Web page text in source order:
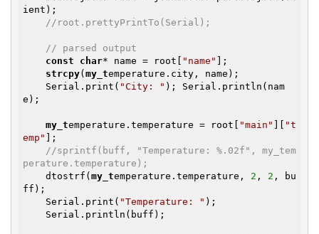
ient);
//root.prettyPrintTo(Serial);
// parsed output
const
char* name = root[ "name"
];
strcpy( my_temperature.city, name);
    Serial.print(
"City: " ); Serial.println(nam
e);
my_temperature.temperature = root[ "main"
"t
emp"
];
//sprintf(buff, "Temperature: %.02f", my_tem
perature.temperature);
    dtostrf(
my_temperature.temperature, 2 , 2 , bu
ff);
    Serial.print(
"Temperature: " );